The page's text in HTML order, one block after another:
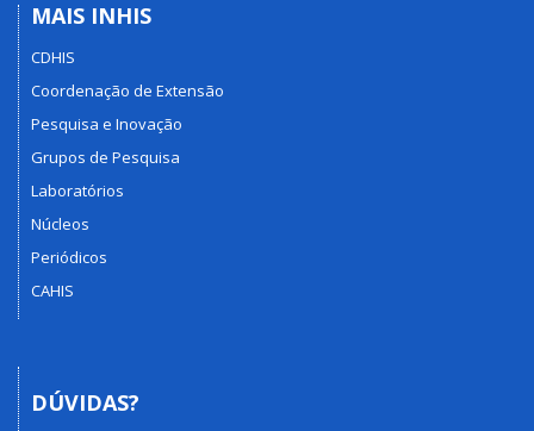
MAIS INHIS
CDHIS
Coordenação de Extensão
Pesquisa e Inovação
Grupos de Pesquisa
Laboratórios
Núcleos
Periódicos
CAHIS
DÚVIDAS?